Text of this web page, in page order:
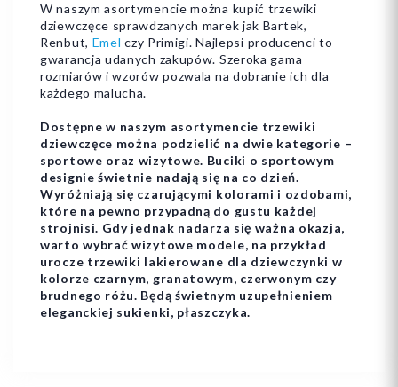
W naszym asortymencie można kupić trzewiki
dziewczęce sprawdzanych marek jak Bartek,
Renbut, Emel czy Primigi. Najlepsi producenci to
gwarancja udanych zakupów. Szeroka gama
rozmiarów i wzorów pozwala na dobranie ich dla
każdego malucha.
Dostępne w naszym asortymencie trzewiki
dziewczęce można podzielić na dwie kategorie –
sportowe oraz wizytowe. Buciki o sportowym
designie świetnie nadają się na co dzień.
Wyróżniają się czarującymi kolorami i ozdobami,
które na pewno przypadną do gustu każdej
strojnisi. Gdy jednak nadarza się ważna okazja,
warto wybrać wizytowe modele, na przykład
urocze trzewiki lakierowane dla dziewczynki w
kolorze czarnym, granatowym, czerwonym czy
brudnego różu. Będą świetnym uzupełnieniem
eleganckiej sukienki, płaszczyka.